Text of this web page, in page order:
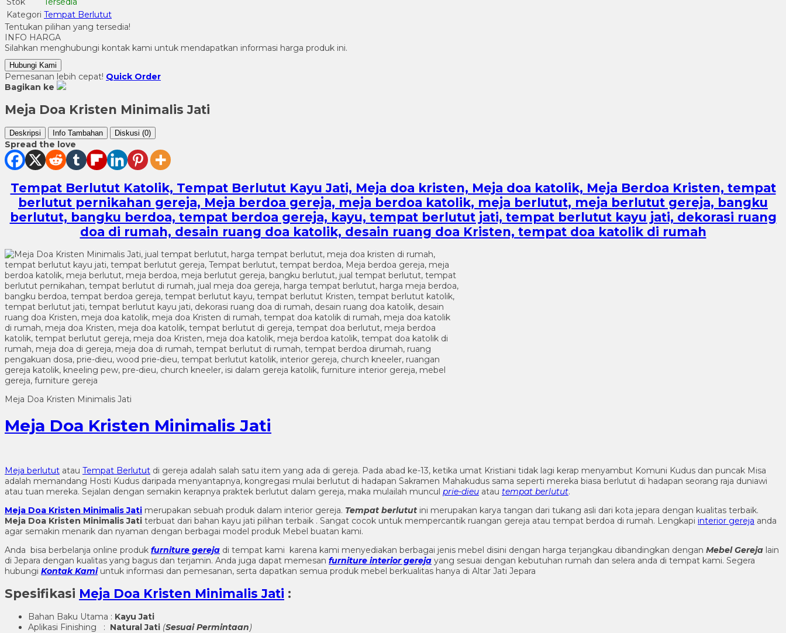
Kategori Tempat Berlutut
Tentukan pilihan yang tersedia!
INFO HARGA
Silahkan menghubungi kontak kami untuk mendapatkan informasi harga produk ini.
Hubungi Kami
Pemesanan lebih cepat! Quick Order
Bagikan ke
Meja Doa Kristen Minimalis Jati
Deskripsi Info Tambahan Diskusi (0)
Spread the love
Tempat Berlutut Katolik, Tempat Berlutut Kayu Jati, Meja doa kristen, Meja doa katolik, Meja Berdoa Kristen, tempat
berlutut pernikahan gereja, Meja berdoa gereja, meja berdoa katolik, meja berlutut, meja berlutut gereja, bangku
berlutut, bangku berdoa, tempat berdoa gereja, kayu, tempat berlutut jati, tempat berlutut kayu jati, dekorasi ruang
doa di rumah, desain ruang doa katolik, desain ruang doa Kristen, tempat doa katolik di rumah
Meja Doa Kristen Minimalis Jati
Meja Doa Kristen Minimalis Jati
Meja berlutut atau Tempat Berlutut di gereja adalah salah satu item yang ada di gereja. Pada abad ke-13, ketika umat Kristiani tidak lagi kerap menyambut Komuni Kudus dan puncak Misa
adalah memandang Hosti Kudus daripada menyantapnya, kongregasi mulai berlutut di hadapan Sakramen Mahakudus sama seperti mereka biasa berlutut di hadapan seorang raja duniawi
atau tuan mereka. Sejalan dengan semakin kerapnya praktek berlutut dalam gereja, maka mulailah muncul prie-dieu atau tempat berlutut.
Meja Doa Kristen Minimalis Jati merupakan sebuah produk dalam interior gereja. Tempat berlutut ini merupakan karya tangan dari tukang asli dari kota jepara dengan kualitas terbaik.
Meja Doa Kristen Minimalis Jati terbuat dari bahan kayu jati pilihan terbaik . Sangat cocok untuk mempercantik ruangan gereja atau tempat berdoa di rumah. Lengkapi interior gereja anda
agar semakin menarik dan nyaman dengan berbagai model produk Mebel buatan kami.
Anda bisa berbelanja online produk furniture gereja di tempat kami karena kami menyediakan berbagai jenis mebel disini dengan harga terjangkau dibandingkan dengan Mebel Gereja lain
di Jepara dengan kualitas yang bagus dan terjamin. Anda juga dapat memesan furniture interior gereja yang sesuai dengan kebutuhan rumah dan selera anda di tempat kami. Segera
hubungi Kontak Kamiuntuk informasi dan pemesanan, serta dapatkan semua produk mebel berkualitas hanya di Altar Jati Jepara
Spesifikasi Meja Doa Kristen Minimalis Jati :
Bahan Baku Utama : Kayu Jati
Aplikasi Finishing : Natural Jati (Sesuai Permintaan)